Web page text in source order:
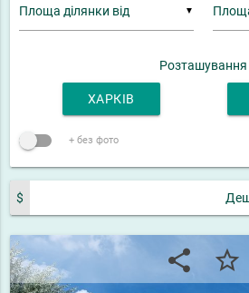
▼
Розташування
ХАРКІВ
+ без фото
$
share star_border